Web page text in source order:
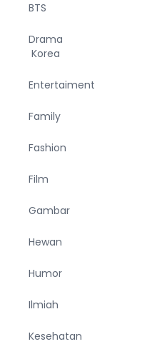
BTS
Drama
Korea
Entertaiment
Family
Fashion
Film
Gambar
Hewan
Humor
Ilmiah
Kesehatan